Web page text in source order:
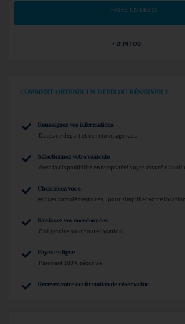
FAIRE UN DEVIS
+ D'INFOS
COMMENT OBTENIR UN DEVIS OU RÉSERVER ?
Renseignez vos informations
Dates de départ et de retour, agence...
Sélectionnez votre véhicule
Avec la disponibilité en temps réel soyez assuré d'avoir
Choisissez vos s
ervices complémentaires... pour simplifier votre location
Saisissez vos coordonnées
Obligatoire pour toute location
Payez en ligne
Paiement 100% sécurisé
Recevez votre confirmation de réservation